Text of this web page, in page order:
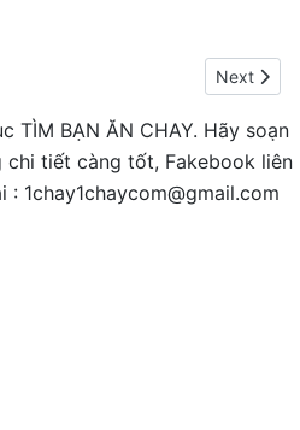
- 7/2025 - Hải Phòng Next
Next
TÌM BẠN ĂN CHAY. Hãy soạn
chi tiết càng tốt, Fakebook liên
: 1chay1chaycom@gmail.com